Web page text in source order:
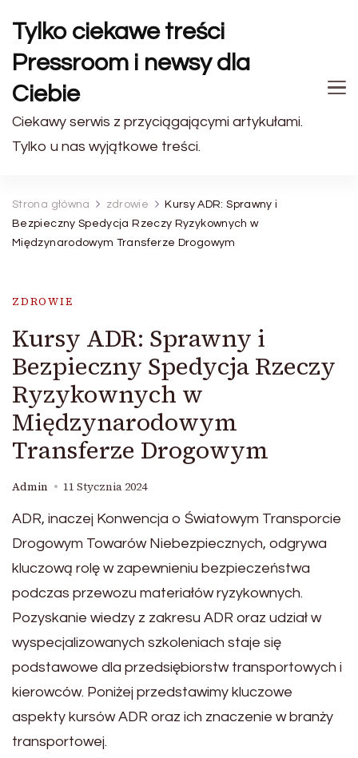
Tylko ciekawe treści
Pressroom i newsy dla
Ciebie
Ciekawy serwis z przyciągającymi artykułami.
Tylko u nas wyjątkowe treści.
Strona główna zdrowie
Kursy ADR: Sprawny i
Bezpieczny Spedycja Rzeczy Ryzykownych w
Międzynarodowym Transferze Drogowym
ZDROWIE
Kursy ADR: Sprawny i
Bezpieczny Spedycja Rzeczy
Ryzykownych w
Międzynarodowym
Transferze Drogowym
Admin 11 Stycznia 2024
ADR, inaczej Konwencja o Światowym Transporcie
Drogowym Towarów Niebezpiecznych, odgrywa
kluczową rolę w zapewnieniu bezpieczeństwa
podczas przewozu materiałów ryzykownych.
Pozyskanie wiedzy z zakresu ADR oraz udział w
wyspecjalizowanych szkoleniach staje się
podstawowe dla przedsiębiorstw transportowych i
kierowców. Poniżej przedstawimy kluczowe
aspekty kursów ADR oraz ich znaczenie w branży
transportowej.